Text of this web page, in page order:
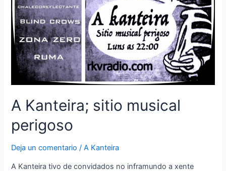
A Kanteira; sitio musical
perigoso
Deja un comentario /A Kanteira
A Kanteira tivo de convidados no inframundo a xente